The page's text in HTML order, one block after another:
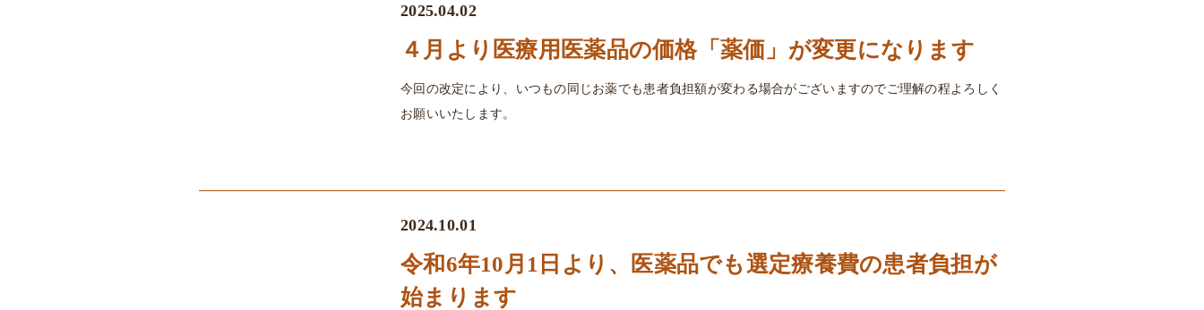
2025.04.02
４月より医療用医薬品の価格「薬価」が変更になります
今回の改定により、いつもの同じお薬でも患者負担額が変わる場合がございますのでご理解の程よろしく
お願いいたします。
2024.10.01
令和6年10月1日より、医薬品でも選定療養費の患者負担が
始まります